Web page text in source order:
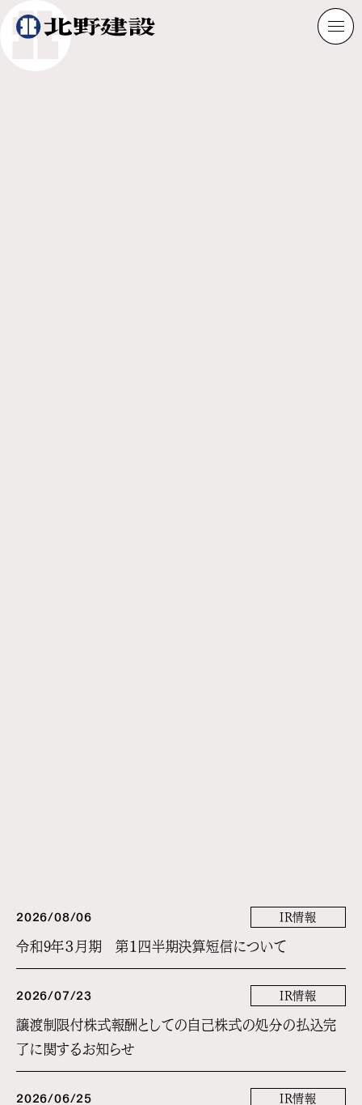
2026/08/06 IR情報
令和9年３月期 第１四半期決算短信について
2026/07/23 IR情報
譲渡制限付株式報酬としての自己株式の処分の払込完
了に関するお知らせ
2026/06/25 IR情報